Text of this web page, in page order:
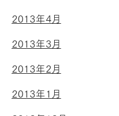
2013年4月
2013年3月
2013年2月
2013年1月